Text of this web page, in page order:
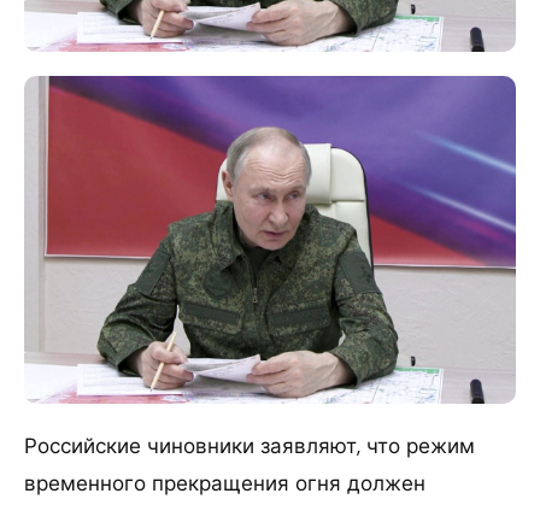
Российские чиновники заявляют, что режим
временного прекращения огня должен